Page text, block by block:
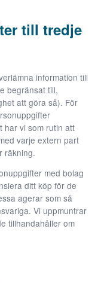
till tredje
information till
begränsat till,
att göra så). För
har vi som rutin att
varje extern part
räkning.
med bolag
ditt köp för de
agerar som så
Vi uppmuntrar
tillhandahåller om